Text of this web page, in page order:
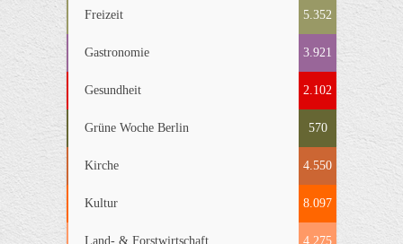
Freizeit 5.352
Gastronomie 3.921
Gesundheit 2.102
Grüne Woche Berlin 570
Kirche 4.550
Kultur 8.097
Land- & Forstwirtschaft 4.275